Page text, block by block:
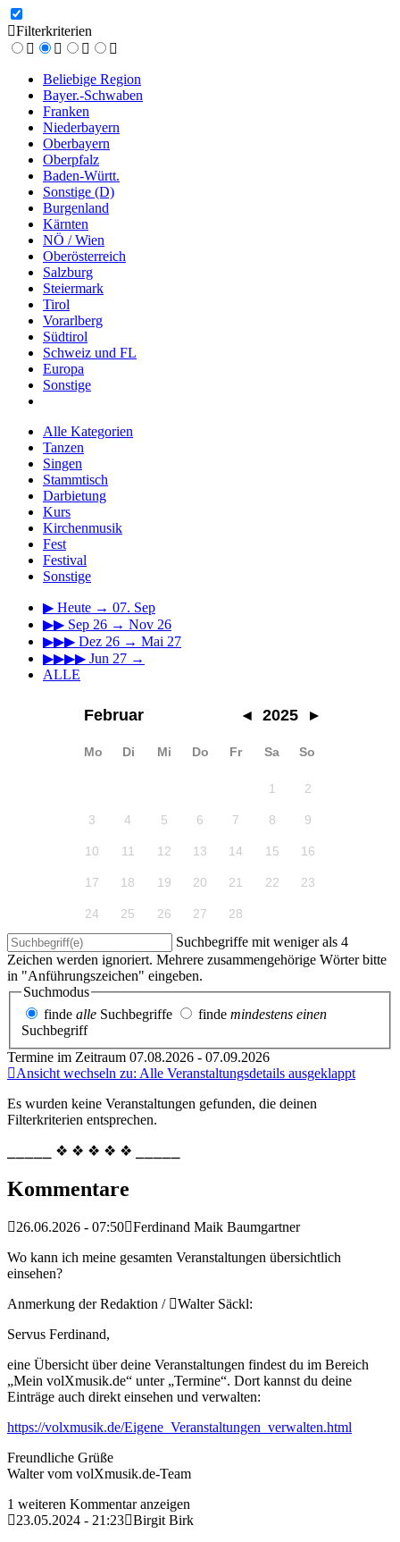
Filterkriterien
Beliebige Region
Bayer.-Schwaben
Franken
Niederbayern
Oberbayern
Oberpfalz
Baden-Württ.
Sonstige (D)
Burgenland
Kärnten
NÖ / Wien
Oberösterreich
Salzburg
Steiermark
Tirol
Vorarlberg
Südtirol
Schweiz und FL
Europa
Sonstige
Alle Kategorien
Tanzen
Singen
Stammtisch
Darbietung
Kurs
Kirchenmusik
Fest
Festival
Sonstige
▶ Heute → 07. Sep
▶▶ Sep 26 → Nov 26
▶▶▶ Dez 26 → Mai 27
▶▶▶▶ Jun 27 →
ALLE
Februar ◂ 2025 ▸
Mo Di Mi Do Fr Sa So
1 2
3 4 5 6 7 8 9
10 11 12 13 14 15 16
17 18 19 20 21 22 23
24 25 26 27 28
Suchbegriffe mit weniger als 4
Zeichen werden ignoriert. Mehrere zusammengehörige Wörter bitte
in "Anführungszeichen" eingeben.
Suchmodus
finde alle Suchbegriffe finde mindestens einen
Suchbegriff
Termine im Zeitraum 07.08.2026 - 07.09.2026
Ansicht wechseln zu: Alle Veranstaltungsdetails ausgeklappt
Es wurden keine Veranstaltungen gefunden, die deinen
Filterkriterien entsprechen.
⎯⎯⎯⎯⎯ ❖ ❖ ❖ ❖ ❖ ⎯⎯⎯⎯⎯
Kommentare
26.06.2026 - 07:50 Ferdinand Maik Baumgartner
Wo kann ich meine gesamten Veranstaltungen übersichtlich
einsehen?
Anmerkung der Redaktion /
Walter Säckl:
Servus Ferdinand,
eine Übersicht über deine Veranstaltungen findest du im Bereich
„Mein volXmusik.de“ unter „Termine“. Dort kannst du deine
Einträge auch direkt einsehen und verwalten:
https://volxmusik.de/Eigene_Veranstaltungen_verwalten.html
Freundliche Grüße
Walter vom volXmusik.de-Team
1 weiteren Kommentar anzeigen
23.05.2024 - 21:23 Birgit Birk